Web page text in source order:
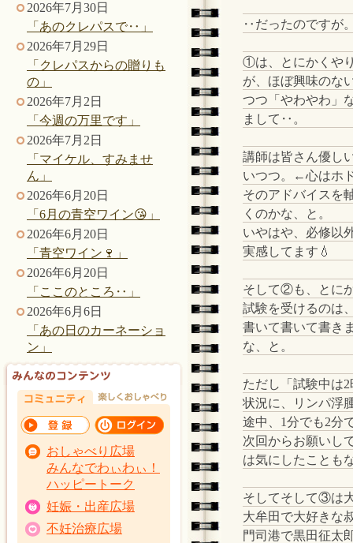
2026年7月30日
「あのクレパスで‥」
2026年7月29日
「クレパスからの贈りも
の」
2026年7月2日
「今週の万里です」
2026年7月2日
「マイケル、すみませ
ん」
2026年6月20日
「6月の青空ワイン😘」
2026年6月20日
「青空ワイン🍷」
2026年6月20日
「ここのところ‥」
2026年6月6日
「あの日のカーネーショ
ン」
おしゃべり広場
みんなでわぃわぃ！
ハッピートーク
妊娠・出産広場
不妊治療広場
‥だったのですが
①は、とにかくや
が、ほぼ興味のな
つつ「やわやわ」
まして‥。
講師は皆さん優し
いつつ。←心はホ
そのアドバイスを
くのかな、と。
いやはや、必修以
実感してます💧
そして②も、とに
試験を受けるのは
書いて書いて書き
な、と。
ただし「試験中は
状況に、リンパ浮
途中、1分でも2分
次回からお願いし
は気にしたことも
そしてそして③は
大牟田で大好きな
門司港で黒田征太